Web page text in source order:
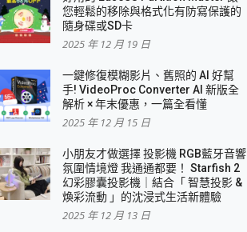
您輕鬆的移除與格式化有防寫保護的
隨身碟或SD卡
2025 年 12 月 19 日
一鍵修復模糊影片、舊照的 AI 好幫
手! VideoProc Converter AI 新版全
解析 × 年末優惠，一篇全看懂
2025 年 12 月 15 日
小朋友才做選擇 投影機 RGB藍牙音響
氛圍情境燈 我通通都要！ Starfish 2
幻彩膠囊投影機｜結合「 智慧投影 &
煥彩流動 」的沈浸式生活新體驗
2025 年 12 月 13 日